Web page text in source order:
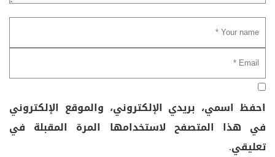
احفظ اسمي، بريدي الإلكتروني، والموقع الإلكتروني
في هذا المتصفح لاستخدامها المرة المقبلة في
تعليقي.